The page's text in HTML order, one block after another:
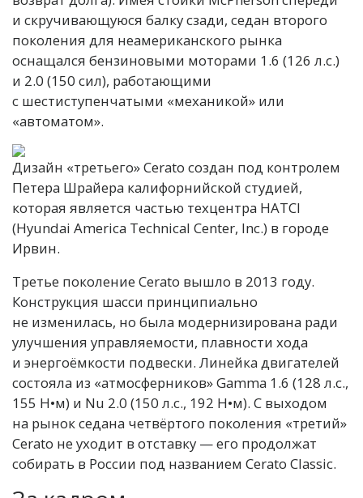
и скручивающуюся балку сзади, седан второго
поколения для неамериканского рынка
оснащался бензиновыми моторами 1.6 (126 л.с.)
и 2.0 (150 сил), работающими
с шестиступенчатыми «механикой» или
«автоматом».
Дизайн «третьего» Cerato создан под контролем
Петера Шрайера калифорнийской студией,
которая является частью техцентра HATCI
(Hyundai America Technical Center, Inc.) в городе
Ирвин.
Третье поколение Cerato вышло в 2013 году.
Конструкция шасси принципиально
не изменилась, но была модернизирована ради
улучшения управляемости, плавности хода
и энергоёмкости подвески. Линейка двигателей
состояла из «атмосферников» Gamma 1.6 (128 л.с.,
155 Н•м) и Nu 2.0 (150 л.с., 192 Н•м). С выходом
на рынок седана четвёртого поколения «третий»
Cerato не уходит в отставку — его продолжат
собирать в России под названием Cerato Classic.